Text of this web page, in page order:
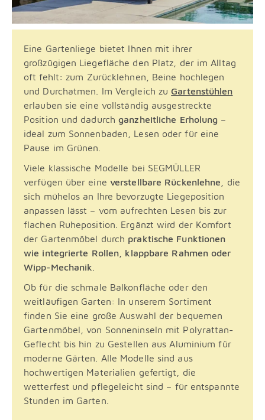
Eine Gartenliege bietet Ihnen mit ihrer
großzügigen Liegefläche den Platz, der im Alltag
oft fehlt: zum Zurücklehnen, Beine hochlegen
und Durchatmen. Im Vergleich zu Gartenstühlen
erlauben sie eine vollständig ausgestreckte
Position und dadurchganzheitliche Erholung –
ideal zum Sonnenbaden, Lesen oder für eine
Pause im Grünen.
Viele klassische Modelle bei SEGMÜLLER
verfügen über eine verstellbare Rückenlehne , die
sich mühelos an Ihre bevorzugte Liegeposition
anpassen lässt – vom aufrechten Lesen bis zur
flachen Ruheposition. Ergänzt wird der Komfort
der Gartenmöbel durch praktische Funktionen
wie integrierte Rollen, klappbare Rahmen oder
Wipp-Mechanik
Ob für die schmale Balkonfläche oder den
weitläufigen Garten: In unserem Sortiment
finden Sie eine große Auswahl der bequemen
Gartenmöbel, von Sonneninseln mit Polyrattan-
Geflecht bis hin zu Gestellen aus Aluminium für
moderne Gärten. Alle Modelle sind aus
hochwertigen Materialien gefertigt, die
wetterfest und pflegeleicht sind – für entspannte
Stunden im Garten.